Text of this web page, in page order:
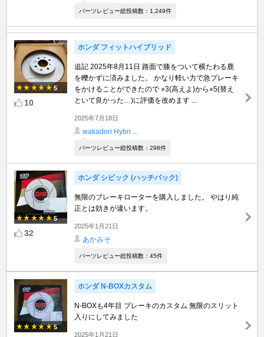
パーツレビュー総投稿数：1,249件
5
10
ホンダ フィットハイブリッド
追記 2025年8月11日 路面で膝をついて横たわる鹿
を轢かずに済みました。 かなり軽い力で急ブレーキ
をかけることができたので ⭐︎3(高えよ)から⭐︎5(替え
といて良かった…)に評価を改めます ...
2025年7月18日
wakadori Hybri ...
パーツレビュー総投稿数：298件
5
32
ホンダ シビック (ハッチバック)
無限のブレーキローターを購入しました。 やはり純
正とは効きが違います。
2025年1月21日
あかみそ
パーツレビュー総投稿数：45件
5
ホンダ N-BOXカスタム
N-BOXも4年目 ブレーキのカスタム 無限のスリット
入りにしてみました
2025年1月21日